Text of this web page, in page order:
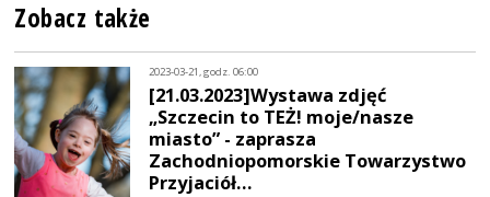
Zobacz także
2023-03-21, godz. 06:00
[21.03.2023]Wystawa zdjęć
„Szczecin to TEŻ! moje/nasze
miasto” - zaprasza
Zachodniopomorskie Towarzystwo
Przyjaciół…